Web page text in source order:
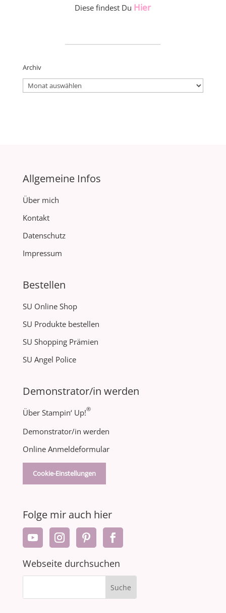
Diese findest Du Hier
Archiv
Archiv
Allgemeine Infos
Über mich
Kontakt
Datenschutz
Impressum
Bestellen
SU Online Shop
SU Produkte bestellen
SU Shopping Prämien
SU Angel Police
Demonstrator/in werden
Über Stampin‘ Up!®
Demonstrator/in werden
Online Anmeldeformular
Cookie-Einstellungen
Folge mir auch hier
Webseite durchsuchen